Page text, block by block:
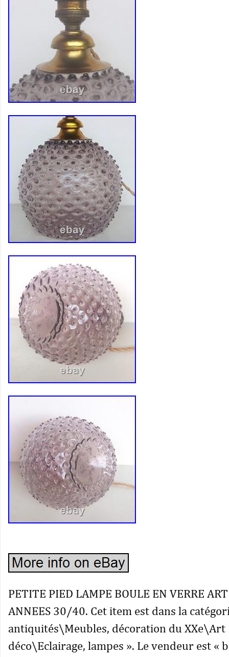
PETITE PIED LAMPE BOULE EN VERRE
ANNEES 30/40. Cet item est dans la
antiquités\Meubles, décoration du XXe\Art
déco\Eclairage, lampes ». Le vendeur est «